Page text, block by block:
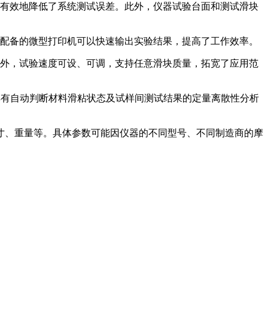
效地降低了系统测试误差。此外，仪器试验台面和测试滑块
的微型打印机可以快速输出实验结果，提高了工作效率。
，试验速度可设、可调，支持任意滑块质量，拓宽了应用范
自动判断材料滑粘状态及试样间测试结果的定量离散性分析
重量等。具体参数可能因仪器的不同型号、不同制造商的摩